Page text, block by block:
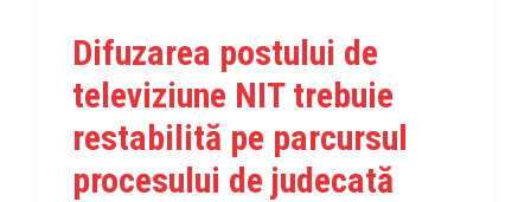
Difuzarea postului de
televiziune NIT trebuie
restabilită pe parcursul
procesului de judecată